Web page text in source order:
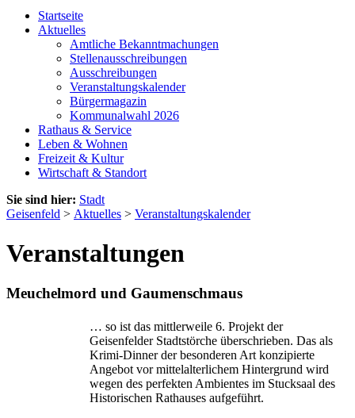
Startseite
Aktuelles
Amtliche Bekanntmachungen
Stellenausschreibungen
Ausschreibungen
Veranstaltungskalender
Bürgermagazin
Kommunalwahl 2026
Rathaus & Service
Leben & Wohnen
Freizeit & Kultur
Wirtschaft & Standort
Sie sind hier: Stadt
Geisenfeld > Aktuelles > Veranstaltungskalender
Veranstaltungen
Meuchelmord und Gaumenschmaus
… so ist das mittlerweile 6. Projekt der
Geisenfelder Stadtstörche überschrieben. Das als
Krimi-Dinner der besonderen Art konzipierte
Angebot vor mittelalterlichem Hintergrund wird
wegen des perfekten Ambientes im Stucksaal des
Historischen Rathauses aufgeführt.